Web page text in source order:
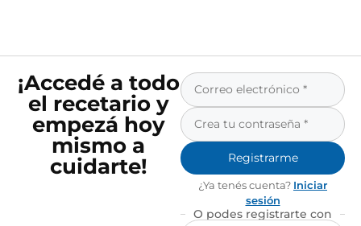
¡Accedé a todo
el recetario y
empezá hoy
mismo a
cuidarte!
Registrarme
¿Ya tenés cuenta? Iniciar
sesión
O podes registrarte con